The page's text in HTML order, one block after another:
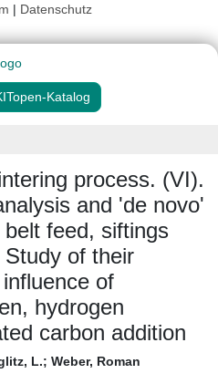
| Datenschutz
Katalog
process. (VI).
and 'de novo'
feed, siftings
of their
of
hydrogen
carbon addition
L.; Weber, Roman